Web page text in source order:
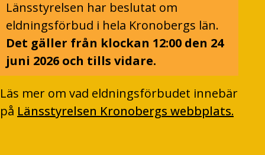
Länsstyrelsen har beslutat om
eldningsförbud i hela Kronobergs län.
Det gäller från klockan 12:00 den 24
juni 2026 och tills vidare.
Läs mer om vad eldningsförbudet innebär
på Länsstyrelsen Kronobergs webbplats.